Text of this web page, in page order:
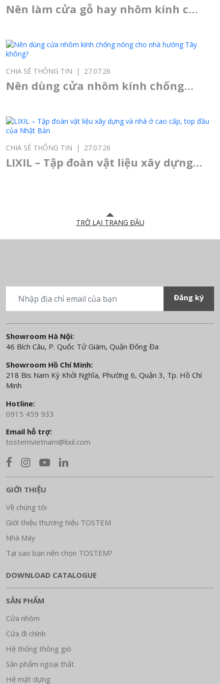
Nên làm cửa gỗ hay nhôm kính cho
sổ?
CHIA SẺ THÔNG TIN | 27.07.26
Nên dùng cửa nhôm kính chống
CHIA SẺ THÔNG TIN | 27.07.26
LIXIL – Tập đoàn vật liệu xây dựng
TRỞ LẠI TRANG ĐẦU
Showroom Hà Nội:
46 Bích Câu, P. Quốc Tử Giám, Quận Đống Đa
Showroom Hồ Chí Minh:
218 Bis Nam Kỳ Khởi Nghĩa, Phường 6, Quận 3, Tp. Hồ Chí
Minh
Hotline:
0915 459 933
Email hỗ trợ:
tostemvietnam@lixil.com
GIỚI THIỆU
Về chúng tôi
Giới thiệu thương hiệu TOSTEM
Nhà Máy
Tại sao bạn nên chọn TOSTEM?
DOWNLOAD CATALOGUE
SẢN PHẨM
Cửa nhôm
Cửa đi chính
Hệ thống thông gió
Sản phẩm ngoại thất
Hệ mặt dựng